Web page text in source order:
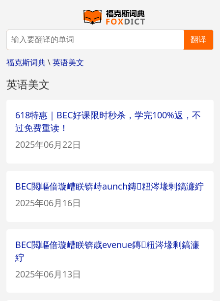
翻译
福克斯词典\英语美文
英语美文
618特惠｜BEC好课限时秒杀，学完100%返，不
过免费重读！
2025年06月22日
BEC閲嶇偣璇嶆眹锛歭aunch鏄粈涔堟剰鎬濓紵
2025年06月16日
BEC閲嶇偣璇嶆眹锛歳evenue鏄粈涔堟剰鎬濓
紵
2025年06月13日